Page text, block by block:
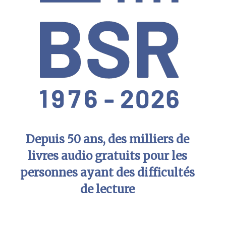
Depuis 50 ans, des milliers de
livres audio gratuits pour les
personnes ayant des difficultés
de lecture